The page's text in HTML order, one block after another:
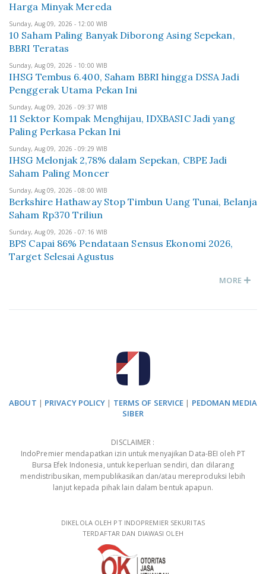
Harga Minyak Mereda
Sunday, Aug 09, 2026 - 12:00 WIB
10 Saham Paling Banyak Diborong Asing Sepekan,
BBRI Teratas
Sunday, Aug 09, 2026 - 10:00 WIB
IHSG Tembus 6.400, Saham BBRI hingga DSSA Jadi
Penggerak Utama Pekan Ini
Sunday, Aug 09, 2026 - 09:37 WIB
11 Sektor Kompak Menghijau, IDXBASIC Jadi yang
Paling Perkasa Pekan Ini
Sunday, Aug 09, 2026 - 09:29 WIB
IHSG Melonjak 2,78% dalam Sepekan, CBPE Jadi
Saham Paling Moncer
Sunday, Aug 09, 2026 - 08:00 WIB
Berkshire Hathaway Stop Timbun Uang Tunai, Belanja
Saham Rp370 Triliun
Sunday, Aug 09, 2026 - 07:16 WIB
BPS Capai 86% Pendataan Sensus Ekonomi 2026,
Target Selesai Agustus
MORE
ABOUT | PRIVACY POLICY | TERMS OF SERVICE | PEDOMAN MEDIA
SIBER
DISCLAIMER :
IndoPremier mendapatkan izin untuk menyajikan Data-BEI oleh PT
Bursa Efek Indonesia, untuk keperluan sendiri, dan dilarang
mendistribusikan, mempublikasikan dan/atau mereproduksi lebih
lanjut kepada pihak lain dalam bentuk apapun.
DIKELOLA OLEH PT INDOPREMIER SEKURITAS
TERDAFTAR DAN DIAWASI OLEH